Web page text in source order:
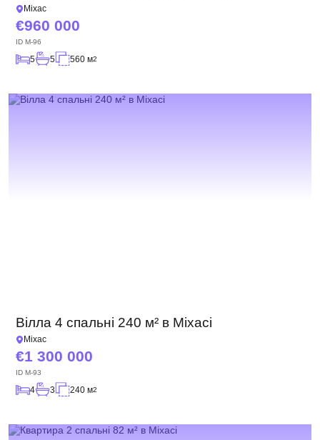
Міхас
960 000
ID M-96
5 5 560 м2
Вілла 4 спальні 240 м² в Міхасі
Міхас
1 300 000
ID M-93
4 3 240 м2